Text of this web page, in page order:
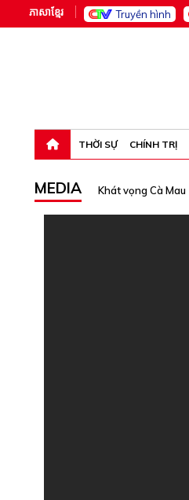
ភាសាខ្មែរ Truyền hình
THỜI SỰ CHÍNH TRỊ
MEDIA Khát vọng Cà Mau